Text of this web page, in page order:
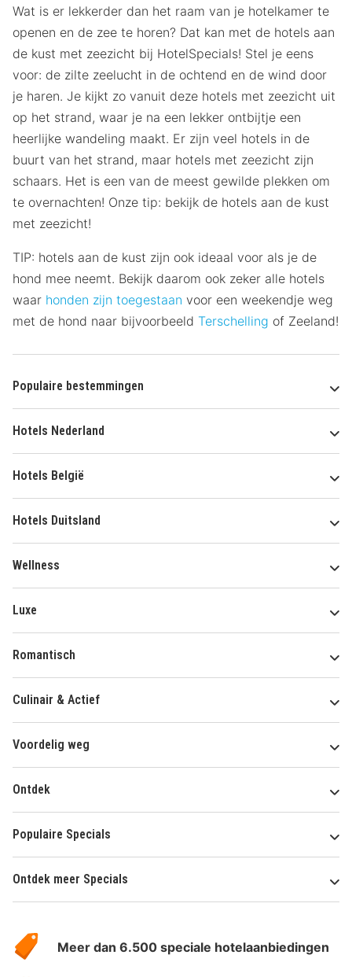
Wat is er lekkerder dan het raam van je hotelkamer te
openen en de zee te horen? Dat kan met de hotels aan
de kust met zeezicht bij HotelSpecials! Stel je eens
voor: de zilte zeelucht in de ochtend en de wind door
je haren. Je kijkt zo vanuit deze hotels met zeezicht uit
op het strand, waar je na een lekker ontbijtje een
heerlijke wandeling maakt. Er zijn veel hotels in de
buurt van het strand, maar hotels met zeezicht zijn
schaars. Het is een van de meest gewilde plekken om
te overnachten! Onze tip: bekijk de hotels aan de kust
met zeezicht!
TIP: hotels aan de kust zijn ook ideaal voor als je de
hond mee neemt. Bekijk daarom ook zeker alle hotels
waar honden zijn toegestaan voor een weekendje weg
met de hond naar bijvoorbeeld Terschelling of Zeeland!
Populaire bestemmingen
Hotels Nederland
Hotels België
Hotels Duitsland
Wellness
Luxe
Romantisch
Culinair & Actief
Voordelig weg
Ontdek
Populaire Specials
Ontdek meer Specials
HotelSpecials
Meer dan 6.500 speciale hotelaanbiedingen